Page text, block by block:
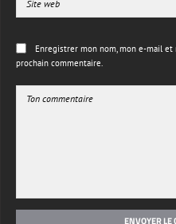
Enregistrer mon nom, mon e-mail
prochain commentaire.
ENVOYER